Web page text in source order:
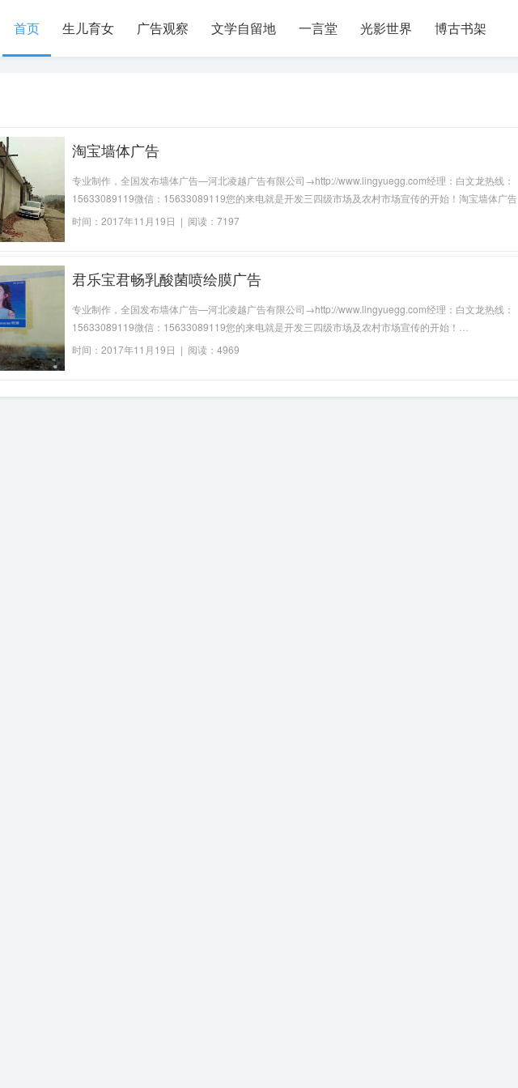
首页 生儿育女 广告观察 文学自留地 一言堂 光影世界 博古书架
淘宝墙体广告
专业制作，全国发布墙体广告—河北凌越广告有限公司→http://www.lingyuegg.com经理：白文龙热线：
15633089119微信：15633089119您的来电就是开发三四级市场及农村市场宣传的开始！淘宝墙体广告
↓↓↓…
时间：2017年11月19日 | 阅读：7197
君乐宝君畅乳酸菌喷绘膜广告
专业制作，全国发布墙体广告—河北凌越广告有限公司→http://www.lingyuegg.com经理：白文龙热线：
15633089119微信：15633089119您的来电就是开发三四级市场及农村市场宣传的开始！…
时间：2017年11月19日 | 阅读：4969